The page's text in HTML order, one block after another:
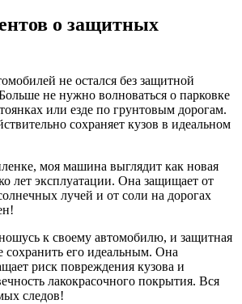
о защитных
не остался без защитной
не нужно волноваться о парковке
или езде по грунтовым дорогам.
сохраняет кузов в идеальном
моя машина выглядит как новая
лет эксплуатации. Она защищает от
лучей и от соли на дорогах
к своему автомобилю, и защитная
сохранить его идеальным. Она
риск повреждения кузова и
лакокрасочного покрытия. Вся
следов!